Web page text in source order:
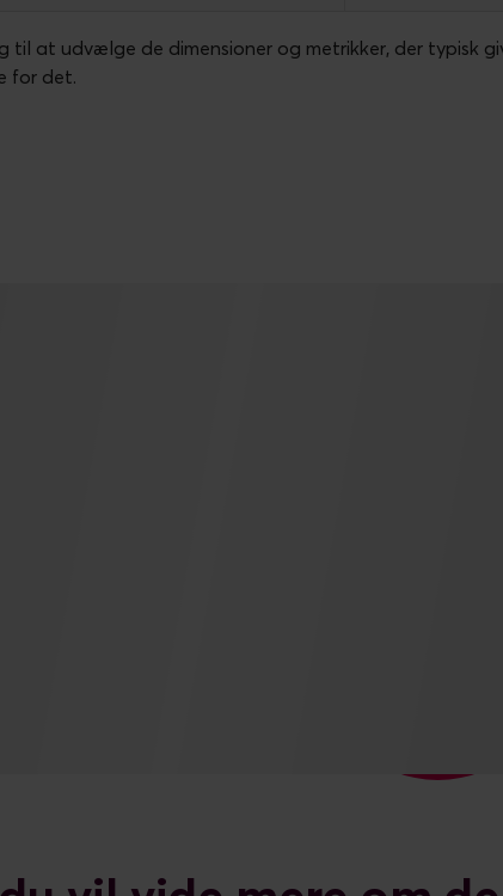
til at udvælge de dimensioner og metrikker, der typisk
for det.